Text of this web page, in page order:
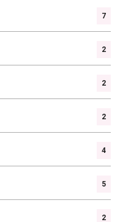
7
2
2
2
4
5
2